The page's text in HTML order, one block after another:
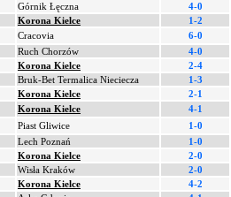
Górnik Łęczna 4-0
Korona Kielce 1-2
Cracovia 6-0
Ruch Chorzów 4-0
Korona Kielce 2-4
Bruk-Bet Termalica Nieciecza 1-3
Korona Kielce 2-1
Korona Kielce 4-1
Piast Gliwice 1-0
Lech Poznań 1-0
Korona Kielce 2-0
Wisła Kraków 2-0
Korona Kielce 4-2